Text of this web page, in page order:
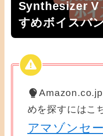
Synthesizer V
すめボイスバ
めを探すにはこ
アマゾンセ